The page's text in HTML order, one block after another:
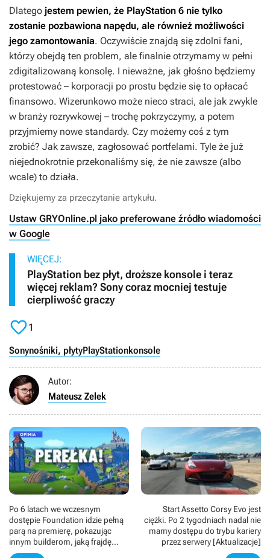
Dlatego jestem pewien, że PlayStation 6 nie tylko
zostanie pozbawiona napędu, ale również możliwości
jego zamontowania. Oczywiście znajdą się zdolni fani,
którzy obejdą ten problem, ale finalnie otrzymamy w pełni
zdigitalizowaną konsolę. I nieważne, jak głośno będziemy
protestować – korporacji po prostu będzie się to opłacać
finansowo. Wizerunkowo może nieco straci, ale jak zwykle
w branży rozrywkowej – trochę pokrzyczymy, a potem
przyjmiemy nowe standardy. Czy możemy coś z tym
zrobić? Jak zawsze, zagłosować portfelami. Tyle że już
niejednokrotnie przekonaliśmy się, że nie zawsze (albo
wcale) to działa.
Dziękujemy za przeczytanie artykułu.
Ustaw GRYOnline.pl jako preferowane źródło wiadomości
w Google
WIĘCEJ:
PlayStation bez płyt, droższe konsole i teraz
więcej reklam? Sony coraz mocniej testuje
cierpliwość graczy
1
Sonynośniki, płytyPlayStationkonsole
Autor:
Mateusz Zelek
Po 6 latach we wczesnym
dostępie Foundation idzie pełną
parą na premierę, pokazując
innym builderom, jaką frajdę
może dać samo budowanie
Start Assetto Corsy Evo jest
ciężki. Po 2 tygodniach nadal nie
mamy dostępu do trybu kariery
przez serwery [Aktualizacje]